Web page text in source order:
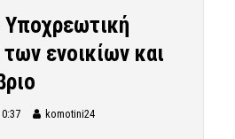
Υποχρεωτική
ενοικίων και
komotini24